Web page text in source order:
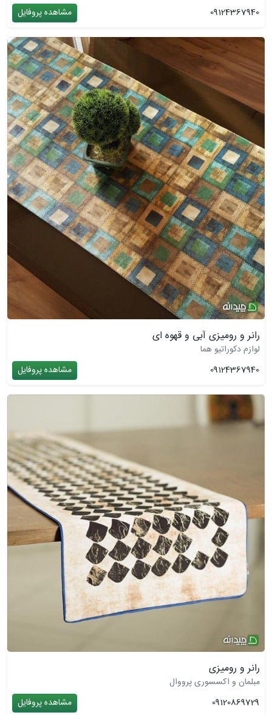
09124367940
مشاهده پروفایل
رانر و رومیزی آبی و قهوه ای
لوازم دکوراتیو هما
09124367940
مشاهده پروفایل
رانر و رومیزی
مبلمان و اکسسوری پرووال
09120869729
مشاهده پروفایل